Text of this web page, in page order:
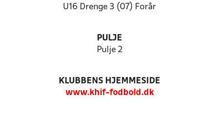
U16 Drenge 3 (07) Forår
PULJE
Pulje 2
KLUBBENS HJEMMESIDE
www.khif-fodbold.dk